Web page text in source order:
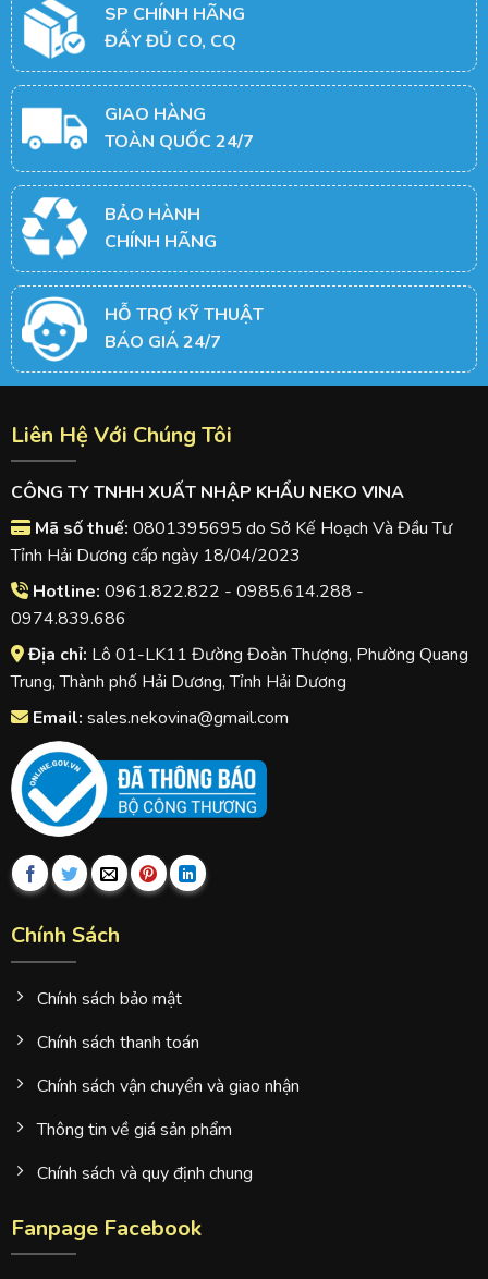
SP CHÍNH HÃNG
ĐẦY ĐỦ CO, CQ
GIAO HÀNG
TOÀN QUỐC 24/7
BẢO HÀNH
CHÍNH HÃNG
HỖ TRỢ KỸ THUẬT
BÁO GIÁ 24/7
Liên Hệ Với Chúng Tôi
CÔNG TY TNHH XUẤT NHẬP KHẨU NEKO VINA
Mã số thuế: 0801395695 do Sở Kế Hoạch Và Đầu Tư
Tỉnh Hải Dương cấp ngày 18/04/2023
Hotline: 0961.822.822 - 0985.614.288 -
0974.839.686
Địa chỉ: Lô 01-LK11 Đường Đoàn Thượng, Phường Quang
Trung, Thành phố Hải Dương, Tỉnh Hải Dương
Email: sales.nekovina@gmail.com
Chính Sách
Chính sách bảo mật
Chính sách thanh toán
Chính sách vận chuyển và giao nhận
Thông tin về giá sản phẩm
Chính sách và quy định chung
Fanpage Facebook